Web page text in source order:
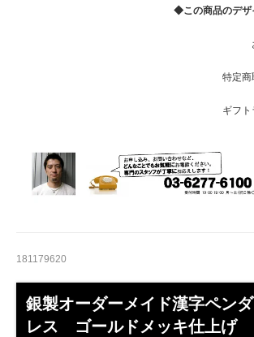
◆この商品のデザ
特定商
ギフ
181179620
銀製オーダーメイド漢字ペン
レス ゴールドメッキ仕上げ